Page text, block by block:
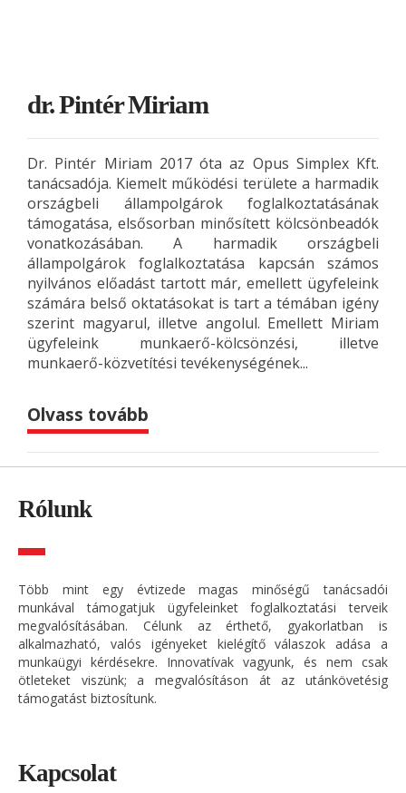
dr. Pintér Miriam
Dr. Pintér Miriam 2017 óta az Opus Simplex Kft.
tanácsadója. Kiemelt működési területe a harmadik
országbeli állampolgárok foglalkoztatásának
támogatása, elsősorban minősített kölcsönbeadók
vonatkozásában. A harmadik országbeli
állampolgárok foglalkoztatása kapcsán számos
nyilvános előadást tartott már, emellett ügyfeleink
számára belső oktatásokat is tart a témában igény
szerint magyarul, illetve angolul. Emellett Miriam
ügyfeleink munkaerő-kölcsönzési, illetve
munkaerő-közvetítési tevékenységének...
Olvass tovább
Rólunk
Több mint egy évtizede magas minőségű tanácsadói
munkával támogatjuk ügyfeleinket foglalkoztatási terveik
megvalósításában. Célunk az érthető, gyakorlatban is
alkalmazható, valós igényeket kielégítő válaszok adása a
munkaügyi kérdésekre. Innovatívak vagyunk, és nem csak
ötleteket viszünk; a megvalósításon át az utánkövetésig
támogatást biztosítunk.
Kapcsolat